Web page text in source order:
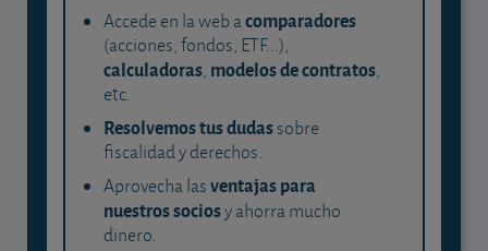
Accede en la web acomparadores
(acciones, fondos, ETF...),
calculadoras, modelos de contratos,
etc.
Resolvemos tus dudassobre
fiscalidad y derechos.
Aprovecha lasventajas para
nuestros sociosy ahorra mucho
dinero.